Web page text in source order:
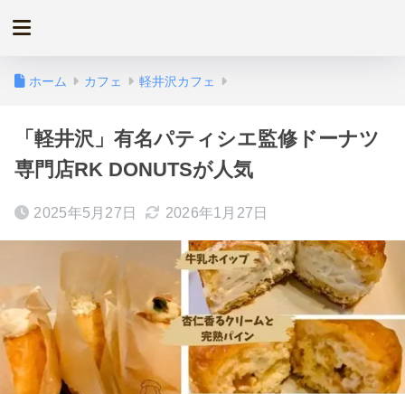
ホーム カフェ 軽井沢カフェ
「軽井沢」有名パティシエ監修ドーナツ
専門店RK DONUTSが人気
2025年5月27日 2026年1月27日